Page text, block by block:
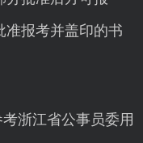
准报考并盖印的书
浙江省公事员委用